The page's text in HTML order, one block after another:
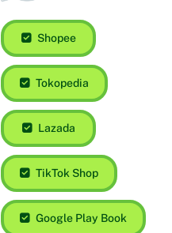
Shopee
Tokopedia
Lazada
TikTok Shop
Google Play Book